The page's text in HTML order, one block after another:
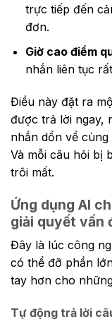
trực tiếp đến
đơn.
Giờ cao điểm
nhắn liên tục
Điều này đặt ra
được trả lời ngay,
nhắn dồn về
Và mỗi câu hỏi bị
trôi mất.
Ứng dụng AI
giải quyết vấn
Đây là lúc công
có thể đỡ phần
tay hơn cho
Tự động trả lời